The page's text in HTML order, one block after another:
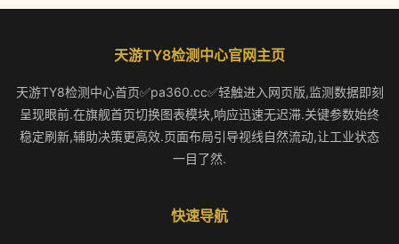
天游TY8检测中心官网主页
天游TY8检测中心首页✅pa360.cc✅轻触进入网页版,监测数据即刻
呈现眼前.在旗舰首页切换图表模块,响应迅速无迟滞.关键参数始终
稳定刷新,辅助决策更高效.页面布局引导视线自然流动,让工业状态
一目了然.
快速导航